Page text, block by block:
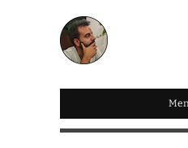
CARLOS
BARBUDO